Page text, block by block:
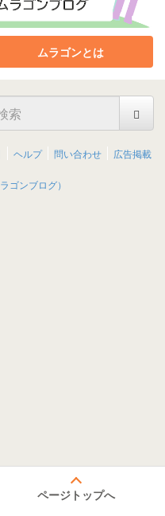
ムラゴンとは
ヘルプ 問い合わせ 広告掲載
ゴンブログ）
ページトップへ